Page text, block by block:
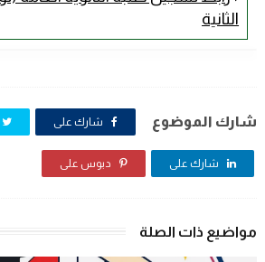
الثانية
شارك الموضوع شارك على
شارك على دبوس على
مواضيع ذات الصلة